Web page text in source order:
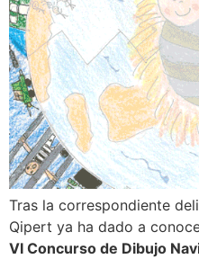
Tras la correspondiente
Qipert ya ha dado a
VI Concurso de Dibujo